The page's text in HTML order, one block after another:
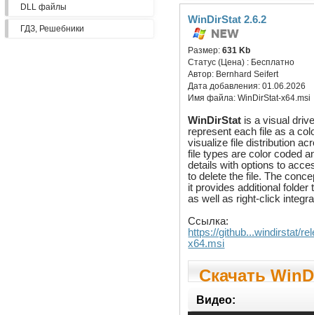
DLL файлы
ГДЗ, Решебники
WinDirStat 2.6.2
Размер:631 Kb
Статус (Цена) : Бесплатно
Автор: Bernhard Seifert
Дата добавления:01.06.2026
Имя файла:WinDirStat-x64.msi
WinDirStat is a visual
represent each file as a
visualize file distribution
file types are color coded
details with options to
to delete the file. The
it provides additional
as well as right-click
Ссылка:
https://github...windirstat/
x64.msi
Скачать
Видео: